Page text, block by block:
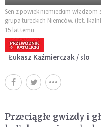
Sen z powiek niemieckim
grupa tureckich Niemców. (fot.
15 lat temu
Łukasz Kaźmierczak / slo
Przeciągłe gwizdy i